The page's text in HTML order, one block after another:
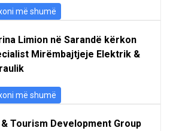
më shumë
Limion në Sarandë kërkon
Mirëmbajtjeje Elektrik &
më shumë
Tourism Development Group